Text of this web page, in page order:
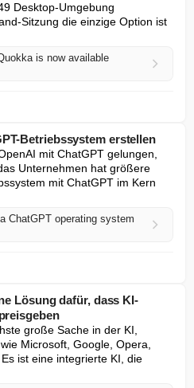
Desktop-Umgebung
Sitzung die einzige Option ist
is now available
Betriebssystem erstellen
mit ChatGPT gelungen,
Unternehmen hat größere
mit ChatGPT im Kern
ChatGPT operating system
Lösung dafür, dass KI-
große Sache in der KI,
Microsoft, Google, Opera,
ist eine integrierte KI, die